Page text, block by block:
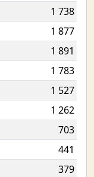
1 738
1 877
1 891
1 783
1 527
1 262
703
441
379